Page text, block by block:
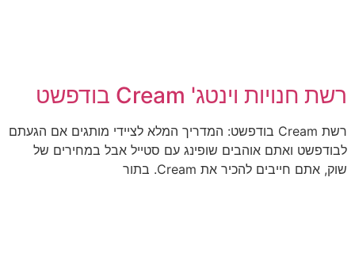
רשת חנויות וינטג' Cream בודפשט
רשת Cream בודפשט: המדריך המלא לציידי מותגים אם הגעתם
לבודפשט ואתם אוהבים שופינג עם סטייל אבל במחירים של
שוק, אתם חייבים להכיר את Cream. בתור